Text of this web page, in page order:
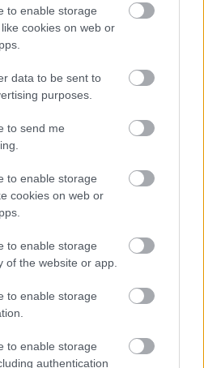
to enable storage
cookies on web or
data to be sent to
purposes.
to send me
to enable storage
cookies on web or
to enable storage
of the website or app.
to enable storage
to enable storage
authentication
a
az
rendezés is
Sport Zrt. elnök-vezérigazgatója
a Balaton Park&#8211;i